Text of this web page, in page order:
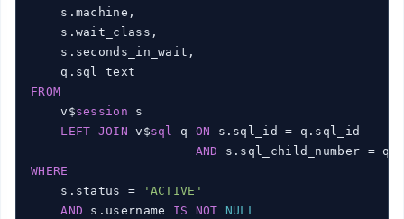
    s.machine,
    s.wait_class,
    s.seconds_in_wait,
FROM
    v$
session s
LEFT JOIN v$sql q ON s.sql_id = q.sql_id
AND
WHERE
    s.status =
'ACTIVE'
AND s.username IS NOT
NULL